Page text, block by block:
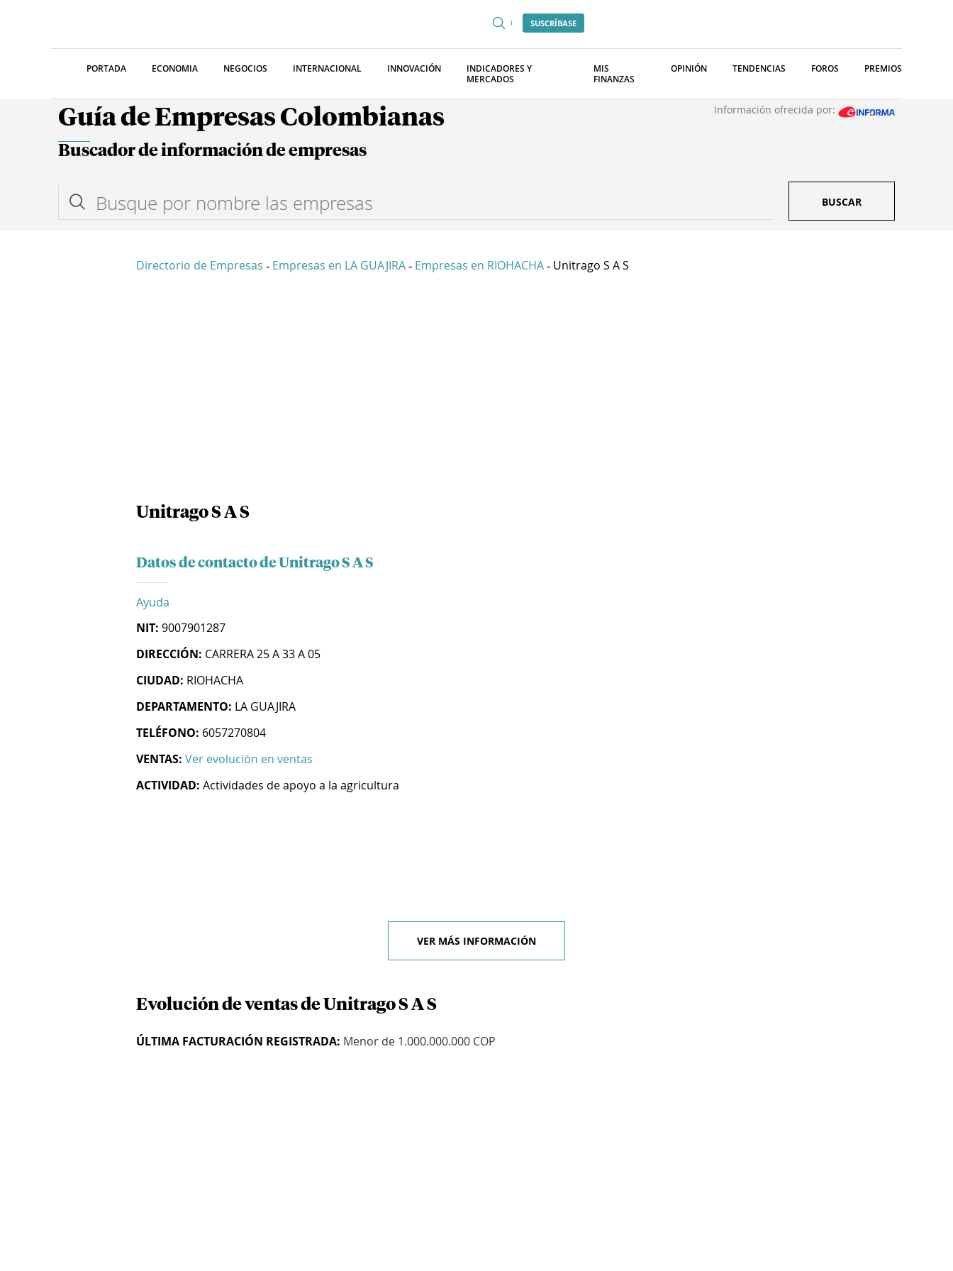
SUSCRÍBASE
PORTADA ECONOMIA NEGOCIOS INTERNACIONAL INNOVACIÓN
INDICADORES Y
MERCADOS
MIS
FINANZAS
OPINIÓN TENDENCIAS FOROS PREMIOS
Guía de Empresas Colombianas Información ofrecida por:
Buscador de información de empresas
BUSCAR
Directorio de Empresas - Empresas en LA GUAJIRA - Empresas en RIOHACHA - Unitrago S A S
Unitrago S A S
Datos de contacto de Unitrago S A S
Ayuda
NIT: 9007901287
DIRECCIÓN: CARRERA 25 A 33 A 05
CIUDAD: RIOHACHA
DEPARTAMENTO: LA GUAJIRA
TELÉFONO: 6057270804
VENTAS: Ver evolución en ventas
ACTIVIDAD: Actividades de apoyo a la agricultura
VER MÁS INFORMACIÓN
Evolución de ventas de Unitrago S A S
ÚLTIMA FACTURACIÓN REGISTRADA: Menor de 1.000.000.000 COP